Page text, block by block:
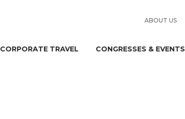
ABOUT US
CORPORATE TRAVEL CONGRESSES & EVENTS